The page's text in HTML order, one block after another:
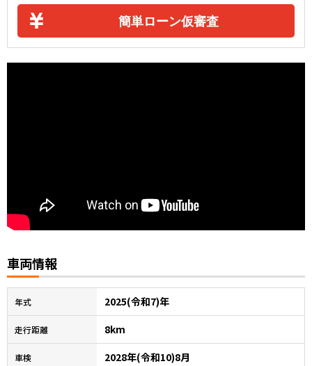
簡単ローン仮審査
車両情報
年式 2025(令和7)年
走行距離 8km
車検 2028年(令和10)8月